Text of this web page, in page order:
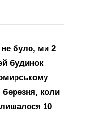
було, ми 2
будинок
березня, коли
лишалося 10